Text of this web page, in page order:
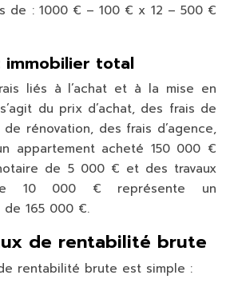
de : 1000 € – 100 € x 12 – 500 €
immobilier total
liés à l’achat et à la mise en
du prix d’achat, des frais de
rénovation, des frais d’agence,
appartement acheté 150 000 €
de 5 000 € et des travaux
10 000 € représente un
165 000 €.
de rentabilité brute
rentabilité brute est simple :